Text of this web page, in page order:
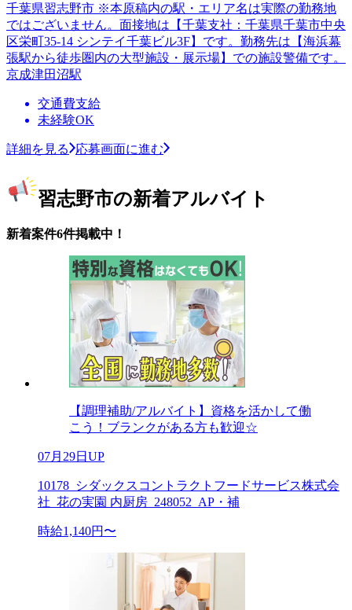
千葉県習志野市 ※本原稿内の駅・エリア名は実際の勤務地
ではございません。面接地は【千葉支社：千葉県千葉市中央
区栄町35-14 シンテイ千葉ビル3F】です。勤務先は【海浜幕
張駅から徒歩圏内の大型施設・展示場】での施設警備です。
京成津田沼駅
交通費支給
未経験OK
詳細を見る 応募画面に進む
習志野市の新着アルバイト
新着案件6件掲載中！
【調理補助/アルバイト】資格を活かして働
こう！ブランクがある方も歓迎☆
07月29日UP
10178_シダックスコントラクトフードサービス株式会
社_花の実園 内厨房_248052_AP・補
時給1,140円〜